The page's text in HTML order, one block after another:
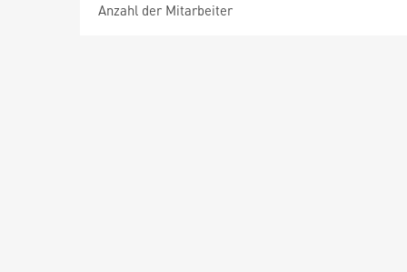
Anzahl der Mitarbeiter